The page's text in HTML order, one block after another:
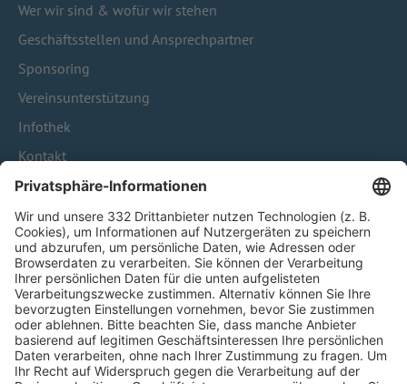
Wer wir sind & wofür wir stehen
Geschäftsstellen und Ansprechpartner
Sponsoring
Vereinsunterstützung
Infothek
Kontakt
HÄUFIG BESUCHTE SEITEN
Pässe und Vereinswechsel
Trainerausbildung
Schulungsangebot Vereinsmitarbeiter
BFV-Geschäftsstellen
Trainerbörse